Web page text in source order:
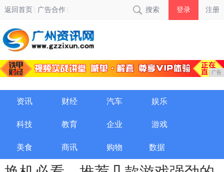
返回首页 广告合作 搜索 登录 注册
广告
资讯 财经 汽车 娱乐
科技 教育 企业 游戏
美食 商讯 购物 数据